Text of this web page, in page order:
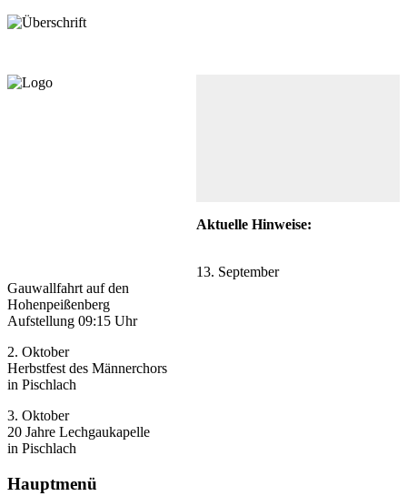
Aktuelle Hinweise:
13. September
Gauwallfahrt auf den
Hohenpeißenberg
Aufstellung 09:15 Uhr
2. Oktober
Herbstfest des Männerchors
in Pischlach
3. Oktober
20 Jahre Lechgaukapelle
in Pischlach
Hauptmenü